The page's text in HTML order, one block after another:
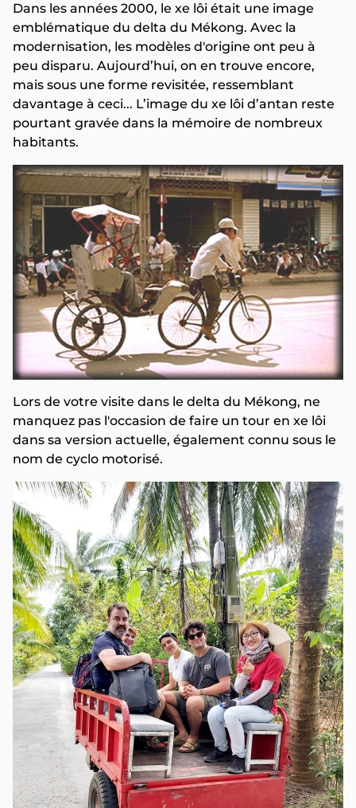
Dans les années 2000, le xe lôi était une image
emblématique du delta du Mékong. Avec la
modernisation, les modèles d'origine ont peu à
peu disparu. Aujourd’hui, on en trouve encore,
mais sous une forme revisitée, ressemblant
davantage à ceci... L’image du xe lôi d’antan reste
pourtant gravée dans la mémoire de nombreux
habitants.
Lors de votre visite dans le delta du Mékong, ne
manquez pas l'occasion de faire un tour en xe lôi
dans sa version actuelle, également connu sous le
nom de cyclo motorisé.